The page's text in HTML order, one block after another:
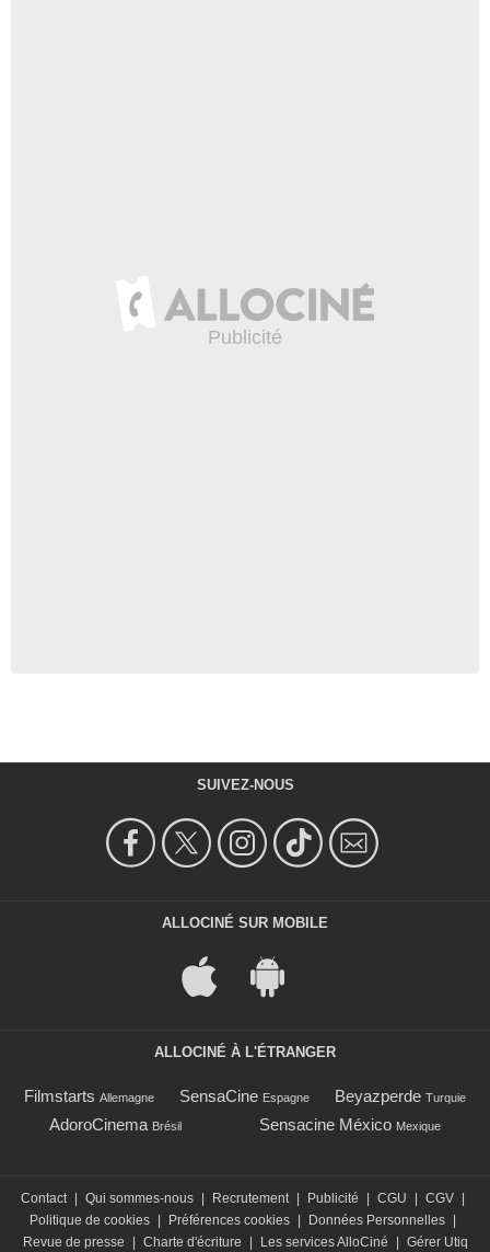
SUIVEZ-NOUS
ALLOCINÉ SUR MOBILE
ALLOCINÉ À L'ÉTRANGER
Filmstarts Allemagne SensaCine Espagne Beyazperde Turquie
AdoroCinema Brésil Sensacine México Mexique
Contact Qui sommes-nous Recrutement Publicité CGU CGV
Politique de cookies
Préférences cookies Données Personnelles
Revue de presse
Charte d'écriture Les services AlloCiné Gérer Utiq